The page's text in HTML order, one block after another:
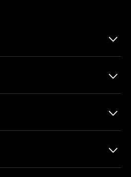
􀆈
􀆈
􀆈
􀆈